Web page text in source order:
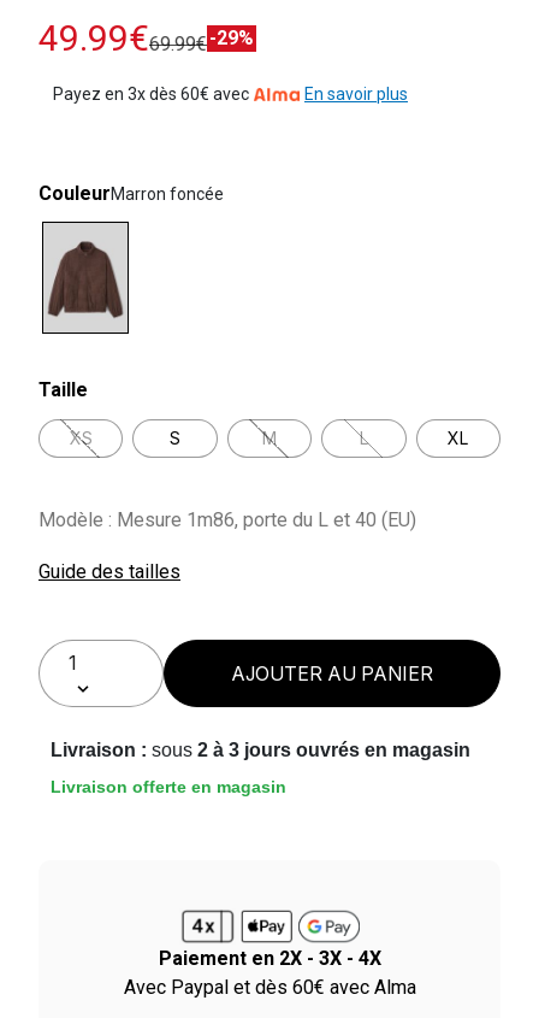
49.99€69.99€-29%
Payez en 3x dès 60€ avec En savoir plus
CouleurMarron foncée
Taille
XS S M L XL
Modèle : Mesure 1m86, porte du L et 40 (EU)
Guide des tailles
AJOUTER AU PANIER
Livraison : sous 2 à 3 jours ouvrés en magasin
Livraison offerte en magasin
Paiement en 2X - 3X - 4X
Avec Paypal et dès 60€ avec Alma